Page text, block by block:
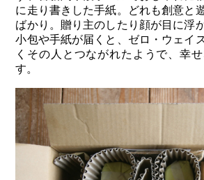
に走り書きした手紙。どれも創意と
ばかり。贈り主のしたり顔が目に浮
小包や手紙が届くと、ゼロ・ウェイ
くその人とつながれたようで、幸
す。